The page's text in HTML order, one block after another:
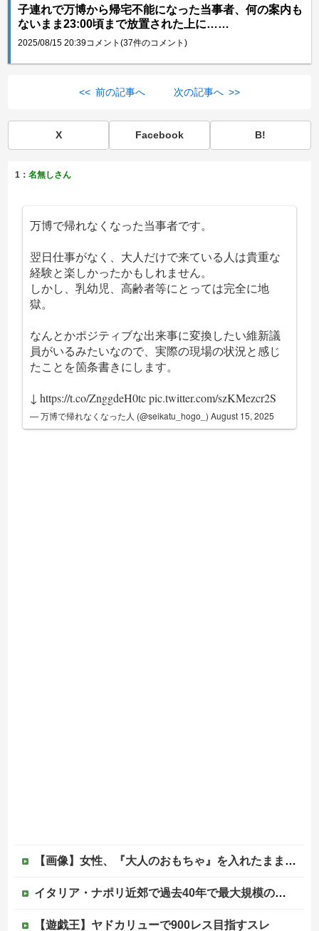
子連れで万博から帰宅不能になった当事者、何の案内も
ないまま23:00頃まで放置された上に……
2025/08/15 20:39コメント(37件のコメント)
<< 前の記事へ 次の記事へ >>
X Facebook B!
1：名無しさん
万博で帰れなくなった当事者です。
翌日仕事がなく、大人だけで来ている人は貴重な
経験と楽しかったかもしれません。
しかし、乳幼児、高齢者等にとっては完全に地
獄。
なんとかポジティブな出来事に変換したい維新議
員がいるみたいなので、実際の現場の状況と感じ
たことを箇条書きにします。
↓https://t.co/ZnggdeH0tc pic.twitter.com/szKMezcr2S
— 万博で帰れなくなった人 (@seikatu_hogo_)August 15, 2025
【画像】女性、『大人のおもちゃ』を入れたままMRI検査を受けた結果 →
イタリア・ナポリ近郊で過去40年で最大規模の地震「M4.7」の揺れを観測
【遊戯王】ヤドカリューで900レス目指すスレ